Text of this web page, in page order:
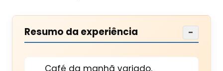
Resumo da experiência −
Café da manhã variado,